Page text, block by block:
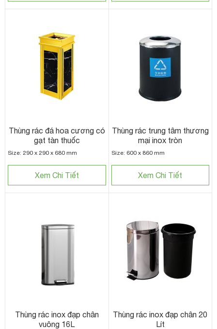
Thùng rác đá hoa cương có
gạt tàn thuốc
Size: 290 x 290 x 680 mm
Xem Chi Tiết
Thùng rác trung tâm thương
mại inox tròn
Size: 600 x 860 mm
Xem Chi Tiết
Thùng rác inox đạp chân
vuông 16L
Thùng rác inox đạp chân 20
Lít